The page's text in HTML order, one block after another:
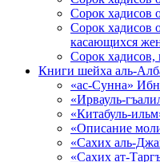
Сорок хадисов
Сорок хадисов
касающихся
Сорок хадисов,
Книги шейха аль-
«ас-Сунна»
«Ирвауль-
«Китабуль-
«Описание
«Сахих аль-
«Сахих ат-